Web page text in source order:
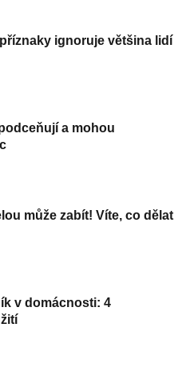
ignoruje většina lidí
a mohou
může zabít! Víte, co dělat
v domácnosti: 4